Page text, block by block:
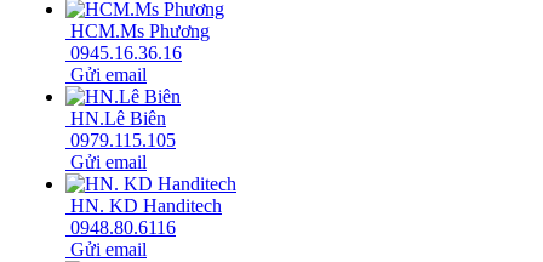
HCM.Ms Phương
0945.16.36.16
Gửi email
HN.Lê Biên
0979.115.105
Gửi email
HN. KD Handitech
0948.80.6116
Gửi email